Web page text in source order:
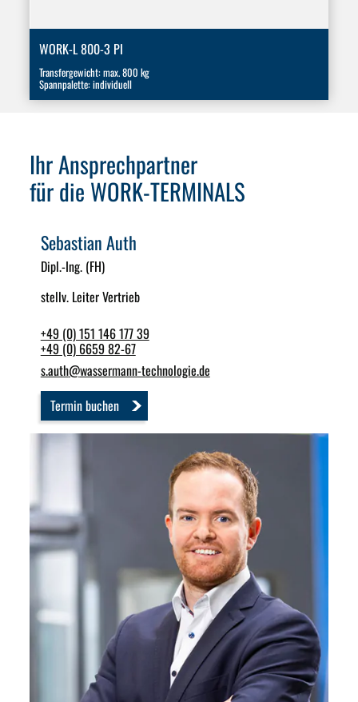
WORK-L 800-3 PI
Transfergewicht: max. 800 kg
Spannpalette: individuell
Ihr Ansprechpartner
für die WORK-TERMINALS
Sebastian Auth
Dipl.-Ing. (FH)
stellv. Leiter Vertrieb
+49 (0) 151 146 177 39
+49 (0) 6659 82-67
s.auth@wassermann-technologie.de
Termin buchen